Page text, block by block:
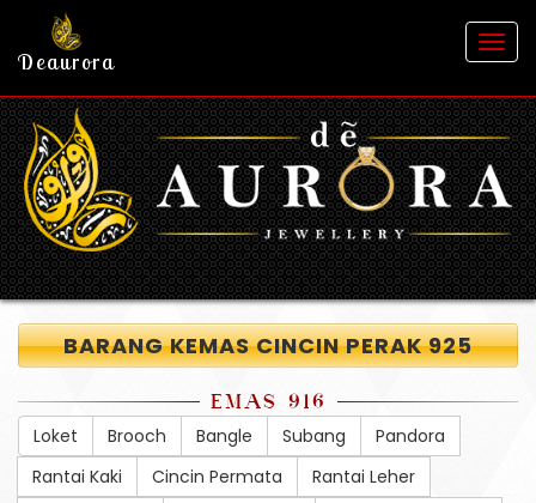
Deaurora
BARANG KEMAS CINCIN PERAK 925
EMAS 916
Loket Brooch Bangle Subang
Pandora
Rantai Kaki
Cincin Permata
Rantai Leher